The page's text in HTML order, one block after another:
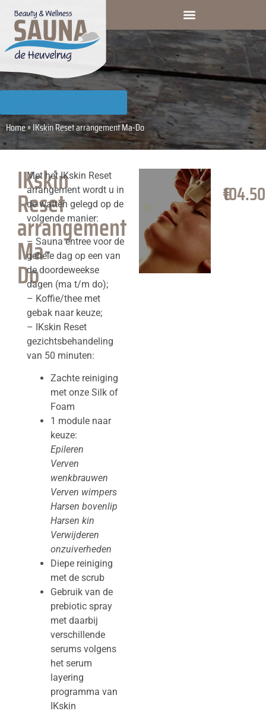
Home»IKskin Reset arrangement Ma-Do
IKskin
Reset
arrangement
Ma-
Do
Met het IKskin Reset
arrangement wordt u in
de watten gelegd op de
volgende manier:
– Sauna entree voor de
gehele dag op een van
de doordeweekse
dagen (ma t/m do);
– Koffie/thee met
gebak naar keuze;
– IKskin Reset
gezichtsbehandeling
van 50 minuten:
Zachte reiniging
met onze Silk of
Foam
1 module naar
keuze:
Epileren
Verven
wenkbrauwen
Verven wimpers
Harsen bovenlip
Harsen kin
Verwijderen
onzuiverheden
Diepe reiniging
met de scrub
Gebruik van de
prebiotic spray
met daarbij
verschillende
serums volgens
het serum
layering
programma van
IKskin
€
104.50